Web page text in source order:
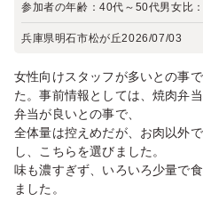
参加者の年齢：40代～50代男女比：
兵庫県明石市松が丘2026/07/03
女性向けスタッフが多いとの事
た。事前情報としては、焼肉弁
弁当が良いとの事で、
全体量は控えめだが、お肉以外
し、こちらを選びました。
味も濃すぎず、いろいろ少量で
ました。